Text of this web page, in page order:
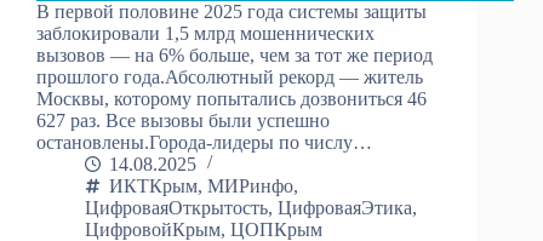
В первой половине 2025 года системы защиты
заблокировали 1,5 млрд мошеннических
вызовов — на 6% больше, чем за тот же период
прошлого года.Абсолютный рекорд — житель
Москвы, которому попытались дозвониться 46
627 раз. Все вызовы были успешно
остановлены.Города-лидеры по числу…
14.08.2025
ИКТКрым, МИРинфо,
ЦифроваяОткрытость, ЦифроваяЭтика,
ЦифровойКрым, ЦОПКрым